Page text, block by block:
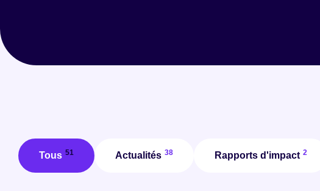
Tous 51 Actualités 38 Rapports d'impact 2